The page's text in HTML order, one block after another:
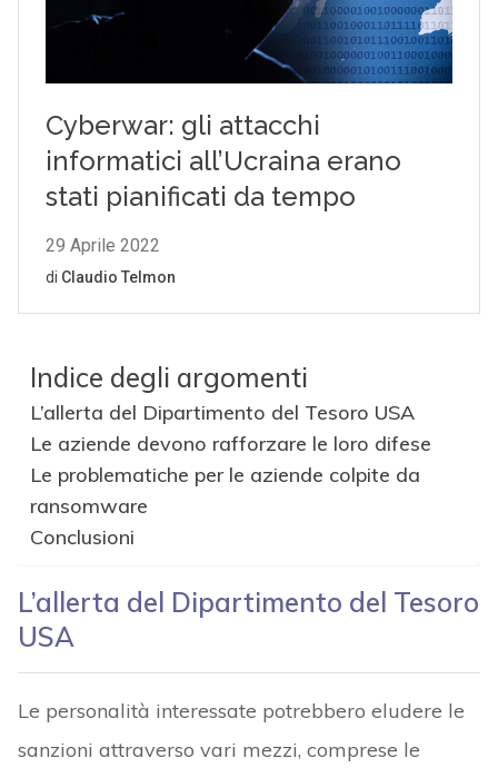
Indice degli argomenti
L’allerta del Dipartimento del Tesoro USA
Le aziende devono rafforzare le loro difese
Le problematiche per le aziende colpite da
ransomware
Conclusioni
L’allerta del Dipartimento del Tesoro
USA
Le personalità interessate potrebbero eludere le
sanzioni attraverso vari mezzi, comprese le